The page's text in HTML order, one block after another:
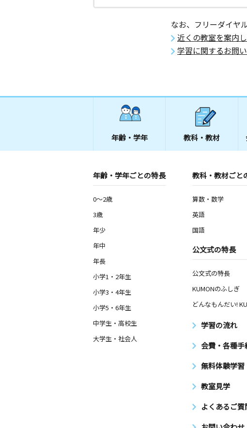
なお、フリーダイヤ
近くの教室を案内
学習に関するお問
年齢・学年 教科・教材
年齢・学年ごとの特長
0～2歳
3歳
年少
年中
年長
小学1・2年生
小学3・4年生
小学5・6年生
中学生・高校生
大学生・社会人
教科・教材ごと
算数・数学
英語
国語
公文式の特長
公文式の特長
KUMONのふしぎ
どんなもんだい!
学習の流れ
会費・各種手
無料体験学習
教室見学
よくあるご質